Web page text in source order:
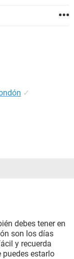
✓
debes tener en
son los días
y recuerda
puedes estarlo